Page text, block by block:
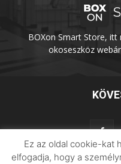
BOXon Smart Store,
okoseszköz
Ez az oldal cookie-kat
elfogadja, hogy a